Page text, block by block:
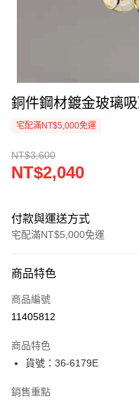
銅件鋼材鍍金玻璃
宅配滿NT$5,000免運
NT$3,600
NT$2,040
付款與運送方式
宅配滿NT$5,000免運
信用卡一次付款
LINE Pay
街口支付
悠遊付
商品特色
商品編號
11405812
商品特色
貨號：36-6179E
銷售重點